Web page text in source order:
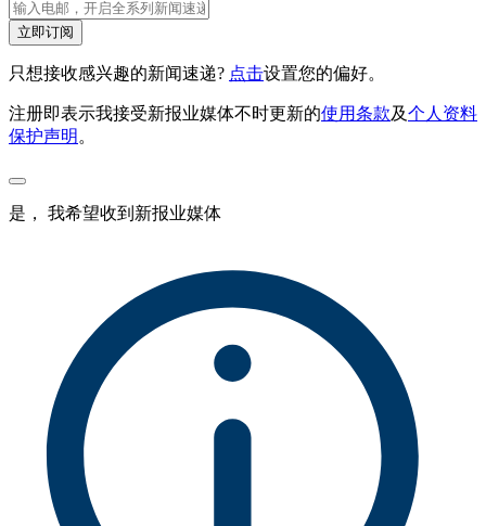
立即订阅
只想接收感兴趣的新闻速递? 点击设置您的偏好。
注册即表示我接受新报业媒体不时更新的使用条款及个人资料
保护声明。
是， 我希望收到新报业媒体